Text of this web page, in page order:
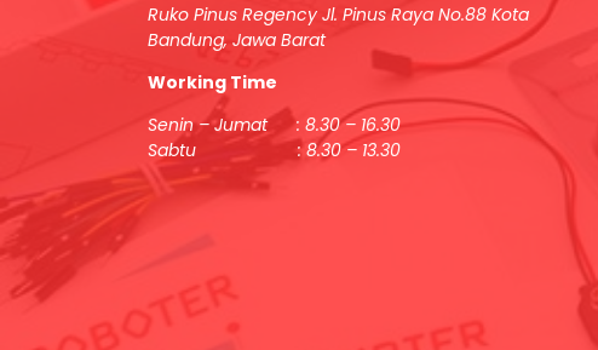
Ruko Pinus Regency Jl. Pinus Raya No.88 Kota
Bandung, Jawa Barat
Working Time
Senin – Jumat : 8.30 – 16.30
Sabtu : 8.30 – 13.30